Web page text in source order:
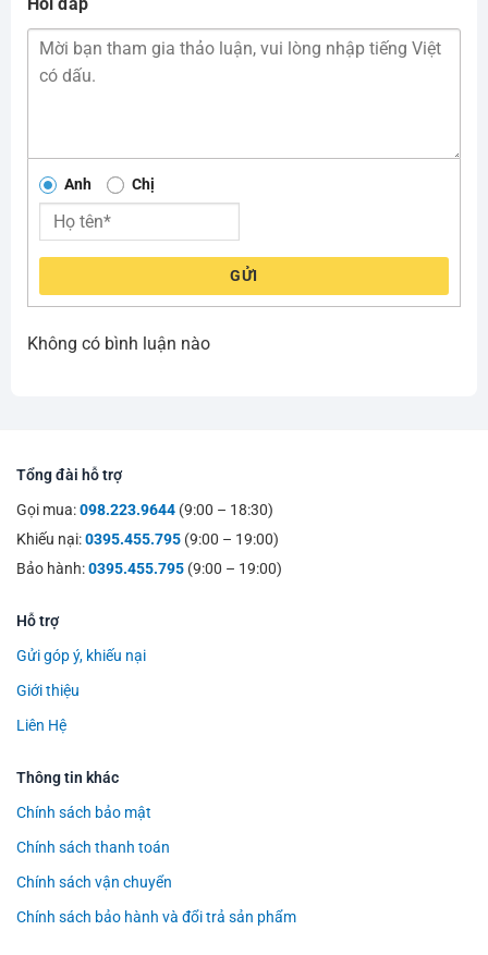
Hỏi đáp
Anh Chị
GỬI
Không có bình luận nào
Tổng đài hỗ trợ
Gọi mua:098.223.9644 (9:00 – 18:30)
Khiếu nại:0395.455.795 (9:00 – 19:00)
Bảo hành:0395.455.795 (9:00 – 19:00)
Hỗ trợ
Gửi góp ý, khiếu nại
Giới thiệu
Liên Hệ
Thông tin khác
Chính sách bảo mật
Chính sách thanh toán
Chính sách vận chuyển
Chính sách bảo hành và đổi trả sản phẩm